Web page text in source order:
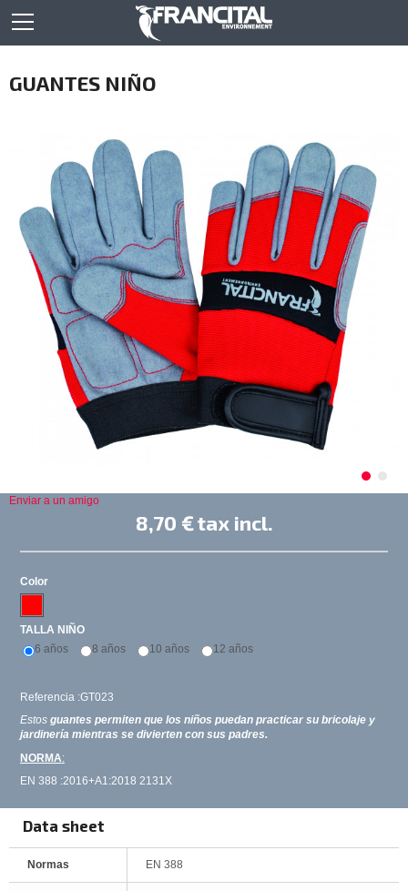
GUANTES NIÑO
Enviar a un amigo
8,70 €tax incl.
Color
TALLA NIÑO
6 años
8 años 10 años 12 años
Referencia :GT023
Estosguantes permiten que los niños puedan practicar su bricolaje y
jardinería mientras se divierten con sus padres.
NORMA:
EN 388 :2016+A1:2018 2131X
Data sheet
Normas EN 388